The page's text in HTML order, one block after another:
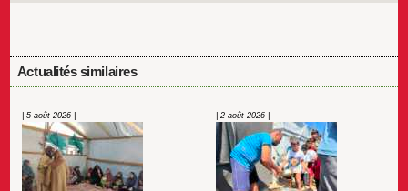
Actualités similaires
| 5 août 2026 | | 2 août 2026 |